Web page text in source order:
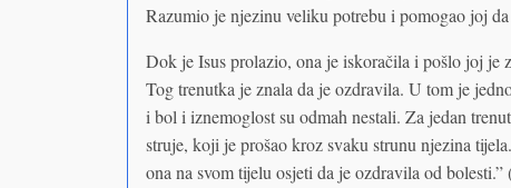
Razumio je njezinu veliku potrebu i pomogao joj
Dok je Isus prolazio, ona je iskoračila i pošlo joj je
Tog trenutka je znala da je ozdravila. U tom je
i bol i iznemoglost su odmah nestali. Za jedan
struje, koji je prošao kroz svaku strunu njezina
ona na svom tijelu osjeti da je ozdravila od